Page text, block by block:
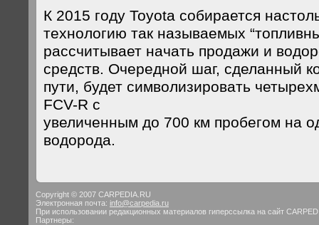
К 2015 году Toyota собирается
технологию так называемых
рассчитывает начать продажи и
средств. Очередной шаг, сделанный
пути, будет символизировать
FCV-R с
увеличенным до 700 км пробегом на
водорода.
Copyright © 2007 CARPEDIA.RU
Электронная почта: info@carpedia.ru
При использовании редакционных материалов гиперссылка на сайт
Партнеры: